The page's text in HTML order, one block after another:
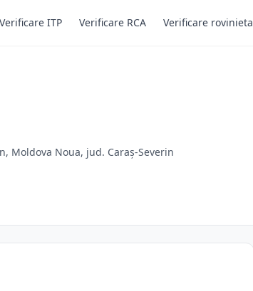
Verificare ITP Verificare RCA Verificare rovinieta
Moldova Noua, jud. Caraș-Severin